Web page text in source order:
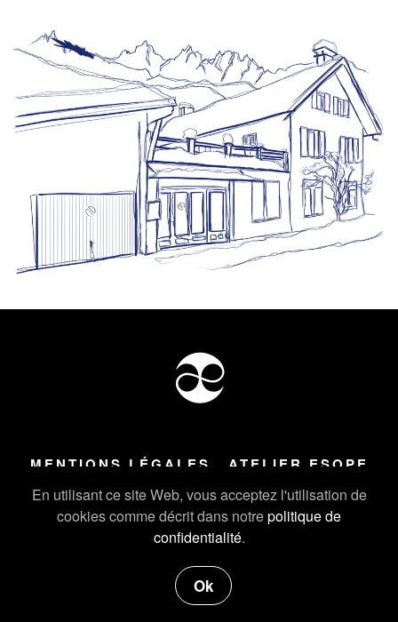
En utilisant ce site Web, vous acceptez l'utilisation de
cookies comme décrit dans notrepolitique de
confidentialité.
Ok
MENTIONS LÉGALES ATELIER ESOPE